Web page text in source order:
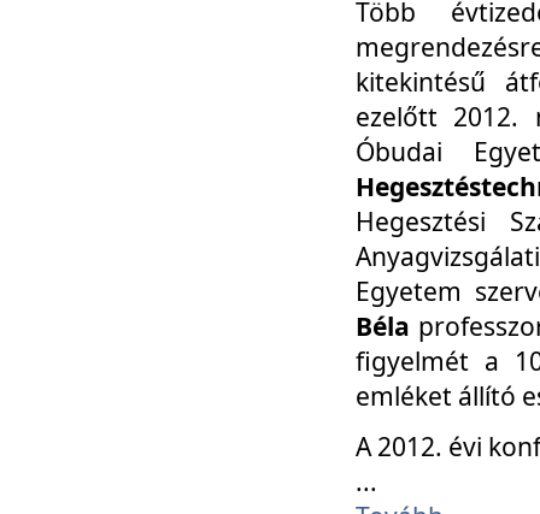
Több
kitekintésű
ezelőtt 2012.
Óbudai
Hegesztési
Egyetem
Béla
figyelmét a
emléket állító
A 2012. évi
...